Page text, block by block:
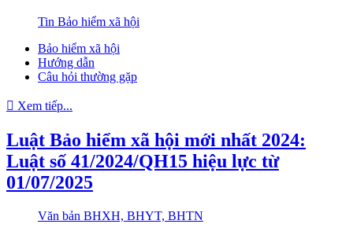
Tin Bảo hiểm xã hội
Bảo hiểm xã hội
Hướng dẫn
Câu hỏi thường gặp
Xem tiếp...
Luật Bảo hiểm xã hội mới nhất 2024:
Luật số 41/2024/QH15 hiệu lực từ
01/07/2025
Văn bản BHXH, BHYT, BHTN